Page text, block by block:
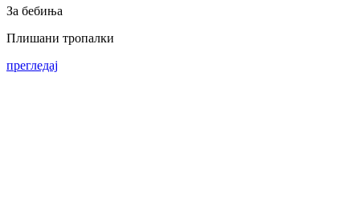
За бебиња
Плишани тропалки
прегледај